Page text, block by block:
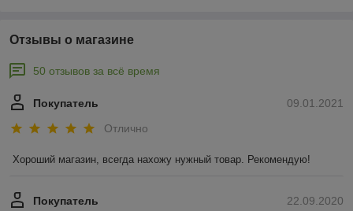
Отзывы о магазине
50 отзывов за всё время
09.01.2021
Покупатель
Отлично
Хороший магазин, всегда нахожу нужный товар. Рекомендую!
22.09.2020
Покупатель